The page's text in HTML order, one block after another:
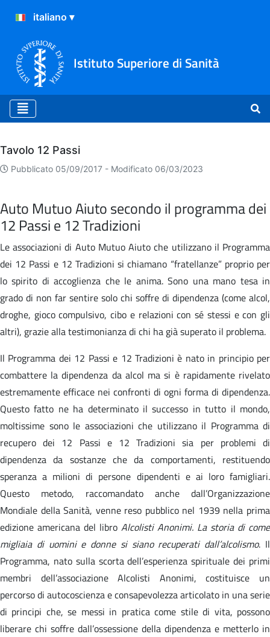
Istituto Superiore di Sanità
Archivio
Tavolo 12 Passi
Pubblicato 05/09/2017 - Modificato 06/03/2023
Auto Mutuo Aiuto secondo il programma dei
12 Passi e 12 Tradizioni
Le associazioni di Auto Mutuo Aiuto che utilizzano il Programma
dei 12 Passi e 12 Tradizioni si chiamano “fratellanze” proprio per
lo spirito di accoglienza che le anima. Sono una mano tesa in
grado di non far sentire solo chi soffre di dipendenza (come alcol,
droghe, gioco compulsivo, cibo e relazioni con sé stessi e con gli
altri), grazie alla testimonianza di chi ha già superato il problema.
Il Programma dei 12 Passi e 12 Tradizioni è nato in principio per
combattere la dipendenza da alcol ma si è rapidamente rivelato
estremamente efficace nei confronti di ogni forma di dipendenza.
Questo fatto ne ha determinato il successo in tutto il mondo,
moltissime sono le associazioni che utilizzano il Programma di
recupero dei 12 Passi e 12 Tradizioni sia per problemi di
dipendenza da sostanze che da comportamenti, restituendo
speranza a milioni di persone dipendenti e ai loro famigliari.
Questo metodo, raccomandato anche dall’Organizzazione
Mondiale della Sanità, venne reso pubblico nel 1939 nella prima
edizione americana del libro Alcolisti Anonimi. La storia di come
migliaia di uomini e donne si siano recuperati dall’alcolismo. Il
Programma, nato sulla scorta dell’esperienza spirituale dei primi
membri dell’associazione Alcolisti Anonimi, costituisce un
percorso di autocoscienza e consapevolezza articolato in una serie
di principi che, se messi in pratica come stile di vita, possono
liberare chi soffre dall’ossessione della dipendenza e metterlo in